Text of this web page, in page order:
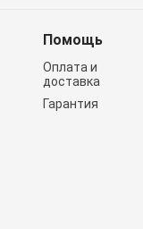
Помощь
Оплата и
доставка
Гарантия